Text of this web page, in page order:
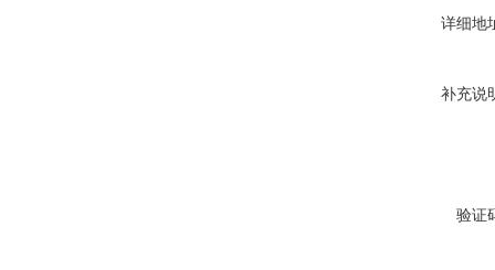
详细地
补充说
验证